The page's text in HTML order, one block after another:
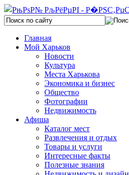
Главная
Мой Харьков
Новости
Культура
Места Харькова
Экономика и бизнес
Общество
Фотографии
Недвижимость
Афиша
Каталог мест
Развлечения и отдых
Товары и услуги
Интересные факты
Полезные знания